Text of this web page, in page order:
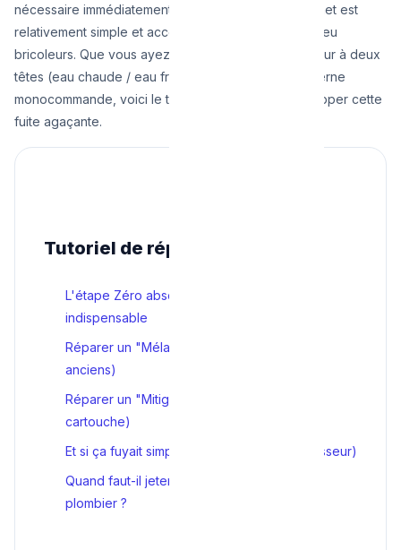
nécessaire immédiatement. La mécanique d'un robinet est
relativement simple et accessible aux amateurs un peu
bricoleurs. Que vous ayez un vieux robinet mélangeur à deux
têtes (eau chaude / eau froide) ou un mitigeur moderne
monocommande, voici le tutoriel pas à pas pour stopper cette
fuite agaçante.
Tutoriel de réparation
L'étape Zéro absolue : la préparation
indispensable
Réparer un "Mélangeur" (2 têtes / modèles
anciens)
Réparer un "Mitigeur" (1 manette centrale /
cartouche)
Et si ça fuyait simplement du bec ? (Le Mousseur)
Quand faut-il jeter l'éponge et appeler le
plombier ?